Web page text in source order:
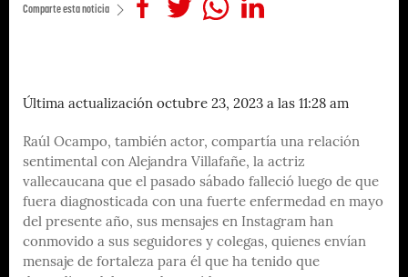
Comparte esta noticia
Última actualización octubre 23, 2023 a las 11:28 am
Raúl Ocampo, también actor, compartía una relación
sentimental con Alejandra Villafañe, la actriz
vallecaucana que el pasado sábado falleció luego de que
fuera diagnosticada con una fuerte enfermedad en mayo
del presente año, sus mensajes en Instagram han
conmovido a sus seguidores y colegas, quienes envían
mensaje de fortaleza para él que ha tenido que